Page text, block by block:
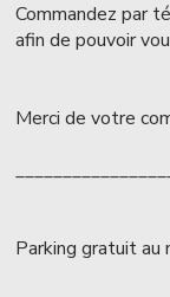
Commandez par
afin de pouvoir
Merci de votre
Parking gratuit